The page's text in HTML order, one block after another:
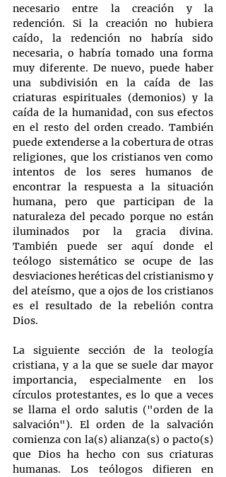
necesario entre la creación y la
redención. Si la creación no hubiera
caído, la redención no habría sido
necesaria, o habría tomado una forma
muy diferente. De nuevo, puede haber
una subdivisión en la caída de las
criaturas espirituales (demonios) y la
caída de la humanidad, con sus efectos
en el resto del orden creado. También
puede extenderse a la cobertura de otras
religiones, que los cristianos ven como
intentos de los seres humanos de
encontrar la respuesta a la situación
humana, pero que participan de la
naturaleza del pecado porque no están
iluminados por la gracia divina.
También puede ser aquí donde el
teólogo sistemático se ocupe de las
desviaciones heréticas del cristianismo y
del ateísmo, que a ojos de los cristianos
es el resultado de la rebelión contra
Dios.
La siguiente sección de la teología
cristiana, y a la que se suele dar mayor
importancia, especialmente en los
círculos protestantes, es lo que a veces
se llama el ordo salutis ("orden de la
salvación"). El orden de la salvación
comienza con la(s) alianza(s) o pacto(s)
que Dios ha hecho con sus criaturas
humanas. Los teólogos difieren en